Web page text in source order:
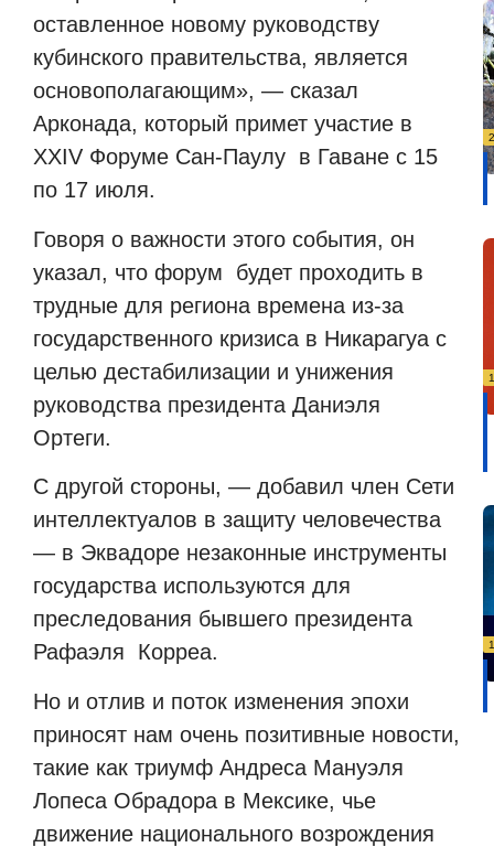
оставленное новому руководству
кубинского правительства, является
основополагающим», — сказал
Арконада, который примет участие в
XXIV Форуме Сан-Паулу в Гаване с 15
по 17 июля.
Говоря о важности этого события, он
указал, что форум будет проходить в
трудные для региона времена из-за
государственного кризиса в Никарагуа с
целью дестабилизации и унижения
руководства президента Даниэля
Ортеги.
С другой стороны, — добавил член Сети
интеллектуалов в защиту человечества
— в Эквадоре незаконные инструменты
государства используются для
преследования бывшего президента
Рафаэля Корреа.
Но и отлив и поток изменения эпохи
приносят нам очень позитивные новости,
такие как триумф Андреса Мануэля
Лопеса Обрадора в Мексике, чье
движение национального возрождения